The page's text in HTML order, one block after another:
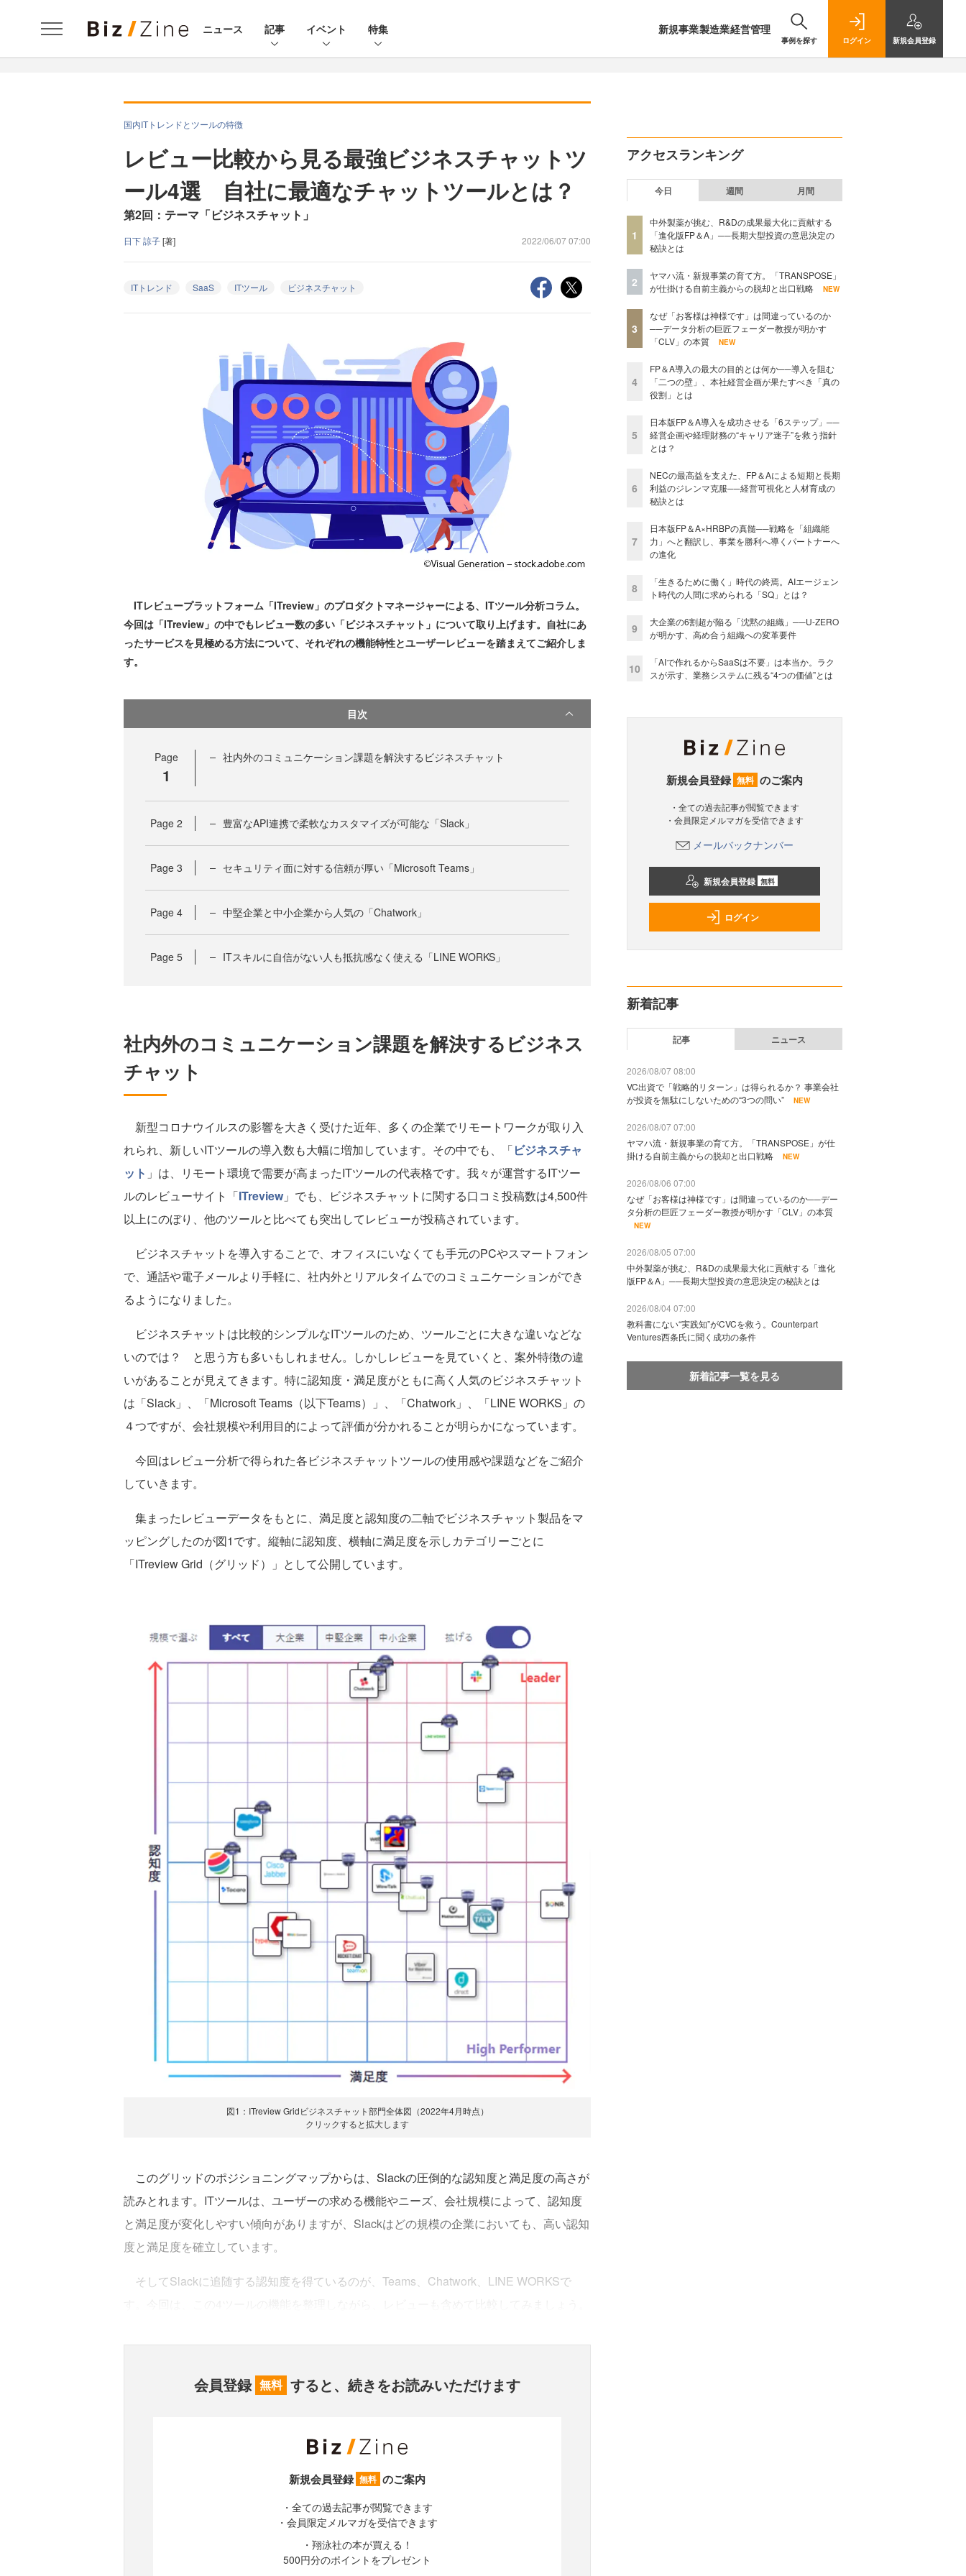
ニュース 記事 イベント 特集 新規事業製造業経営管理
事例を探す ログイン 新規会員登録
国内ITトレンドとツールの特徴
レビュー比較から見る最強ビジネスチャットツ
ール4選 自社に最適なチャットツールとは？
第2回：テーマ「ビジネスチャット」
日下 諒子[著] 2022/06/07 07:00
ITトレンド SaaS ITツール ビジネスチャット
ITレビュープラットフォーム「ITreview」のプロダクトマネージャーによる、ITツール分析コラム。
今回は「ITreview」の中でもレビュー数の多い「ビジネスチャット」について取り上げます。自社にあ
ったサービスを見極める方法について、それぞれの機能特性とユーザーレビューを踏まえてご紹介しま
す。
目次
Page
1
社内外のコミュニケーション課題を解決するビジネスチャット
Page 2 豊富なAPI連携で柔軟なカスタマイズが可能な「Slack」
Page 3 セキュリティ面に対する信頼が厚い「Microsoft Teams」
Page 4 中堅企業と中小企業から人気の「Chatwork」
Page 5 ITスキルに自信がない人も抵抗感なく使える「LINE WORKS」
社内外のコミュニケーション課題を解決するビジネス
チャット
新型コロナウイルスの影響を大きく受けた近年、多くの企業でリモートワークが取り入
れられ、新しいITツールの導入数も大幅に増加しています。その中でも、「ビジネスチャ
ット 」は、リモート環境で需要が高まったITツールの代表格です。我々が運営するITツー
ルのレビューサイト「ITreview 」でも、ビジネスチャットに関する口コミ投稿数は4,500件
以上にのぼり、他のツールと比べても突出してレビューが投稿されています。
ビジネスチャットを導入することで、オフィスにいなくても手元のPCやスマートフォン
で、通話や電子メールより手軽に、社内外とリアルタイムでのコミュニケーションができ
るようになりました。
ビジネスチャットは比較的シンプルなITツールのため、ツールごとに大きな違いなどな
いのでは？ と思う方も多いもしれません。しかしレビューを見ていくと、案外特徴の違
いがあることが見えてきます。特に認知度・満足度がともに高く人気のビジネスチャット
は「Slack」、「Microsoft Teams（以下Teams）」、「Chatwork」、「LINE WORKS」の
４つですが、会社規模や利用目的によって評価が分かれることが明らかになっています。
今回はレビュー分析で得られた各ビジネスチャットツールの使用感や課題などをご紹介
していきます。
集まったレビューデータをもとに、満足度と認知度の二軸でビジネスチャット製品をマ
ッピングしたのが図1です。縦軸に認知度、横軸に満足度を示しカテゴリーごとに
「ITreview Grid（グリッド）」として公開しています。
図1：ITreview Gridビジネスチャット部門全体図（2022年4月時点）
クリックすると拡大します
このグリッドのポジショニングマップからは、Slackの圧倒的な認知度と満足度の高さが
読みとれます。ITツールは、ユーザーの求める機能やニーズ、会社規模によって、認知度
と満足度が変化しやすい傾向がありますが、Slackはどの規模の企業においても、高い認知
度と満足度を確立しています。
そしてSlackに追随する認知度を得ているのが、Teams、Chatwork、LINE WORKSで
会員登録 無料 すると、続きをお読みいただけます
新規会員登録 無料 のご案内
・全ての過去記事が閲覧できます
・会員限定メルマガを受信できます
・翔泳社の本が買える！
500円分のポイントをプレゼント
アクセスランキング
今日 週間 月間
1
中外製薬が挑む、R&Dの成果最大化に貢献する
「進化版FP＆A」──長期大型投資の意思決定の
秘訣とは
2
ヤマハ流・新規事業の育て方。「TRANSPOSE」
が仕掛ける自前主義からの脱却と出口戦略
NEW
3
なぜ「お客様は神様です」は間違っているのか
──データ分析の巨匠フェーダー教授が明かす
「CLV」の本質
NEW
4
FP＆A導入の最大の目的とは何か──導入を阻む
「二つの壁」、本社経営企画が果たすべき「真の
役割」とは
5
日本版FP＆A導入を成功させる「6ステップ」──
経営企画や経理財務の“キャリア迷子”を救う指針
とは？
6
NECの最高益を支えた、FP＆Aによる短期と長期
利益のジレンマ克服──経営可視化と人材育成の
秘訣とは
7
日本版FP＆A×HRBPの真髄──戦略を「組織能
力」へと翻訳し、事業を勝利へ導くパートナーへ
の進化
8
「生きるために働く」時代の終焉。AIエージェン
ト時代の人間に求められる「SQ」とは？
9
大企業の6割超が陥る「沈黙の組織」──U-ZERO
が明かす、高め合う組織への変革要件
10
「AIで作れるからSaaSは不要」は本当か。ラク
スが示す、業務システムに残る“4つの価値”とは
新規会員登録 無料 のご案内
・全ての過去記事が閲覧できます
・会員限定メルマガを受信できます
メールバックナンバー
新規会員登録 無料
ログイン
新着記事
記事 ニュース
2026/08/07 08:00
VC出資で「戦略的リターン」は得られるか？ 事業会社
が投資を無駄にしないための“3つの問い”
NEW
2026/08/07 07:00
ヤマハ流・新規事業の育て方。「TRANSPOSE」が仕
掛ける自前主義からの脱却と出口戦略
NEW
2026/08/06 07:00
なぜ「お客様は神様です」は間違っているのか──デー
タ分析の巨匠フェーダー教授が明かす「CLV」の本質
NEW
2026/08/05 07:00
中外製薬が挑む、R&Dの成果最大化に貢献する「進化
版FP＆A」──長期大型投資の意思決定の秘訣とは
2026/08/04 07:00
教科書にない“実践知”がCVCを救う。Counterpart
Ventures西条氏に聞く成功の条件
新着記事一覧を見る